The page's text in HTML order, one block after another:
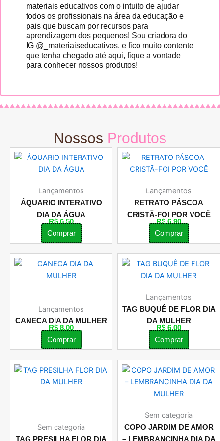
materiais educativos com o intuito de ajudar
todos os profissionais na área da educação e
pais que buscam por recursos para
aprendizagem dos pequenos! Sou criadora do
IG @_materiaiseducativos, e fico muito contente
que tenha chegado até aqui, fique a vontade
para conhecer nossos produtos!
Nossos Produtos
Lançamentos
ÁQUARIO INTERATIVO
DIA DA ÁGUA
R$ 6,50
Comprar
Lançamentos
RETRATO PÁSCOA
CRISTÃ-FOI POR VOCÊ
R$ 6,90
Comprar
Lançamentos
CANECA DIA DA MULHER
R$ 8,00
Comprar
Lançamentos
TAG BUQUÊ DE FLOR DIA
DA MULHER
R$ 6,00
Comprar
Sem categoria
TAG PRESILHA FLOR DIA
Sem categoria
COPO JARDIM DE AMOR
– LEMBRANCINHA DIA DA